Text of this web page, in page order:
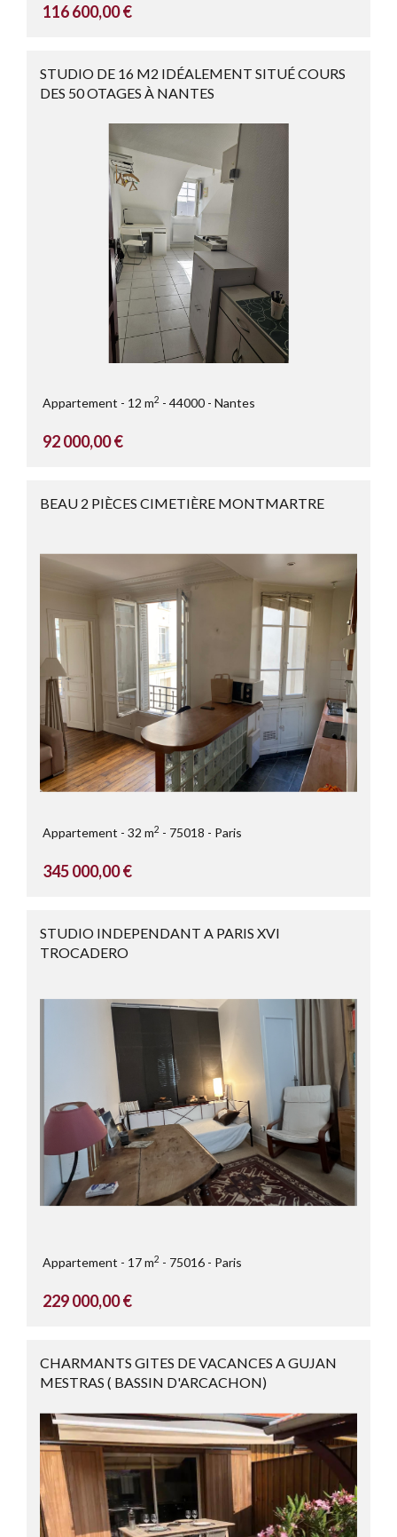
116 600,00 €
STUDIO DE 16 M2 IDÉALEMENT SITUÉ COURS
DES 50 OTAGES À NANTES
Appartement 12 m2 44000 Nantes
92 000,00 €
BEAU 2 PIÈCES CIMETIÈRE MONTMARTRE
Appartement 32 m2 75018 Paris
345 000,00 €
STUDIO INDEPENDANT A PARIS XVI
TROCADERO
Appartement 17 m2 75016 Paris
229 000,00 €
CHARMANTS GITES DE VACANCES A GUJAN
MESTRAS ( BASSIN D'ARCACHON)